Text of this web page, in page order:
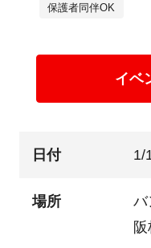
保護者同伴OK
イベ
日付 1/
場所
バ
阪